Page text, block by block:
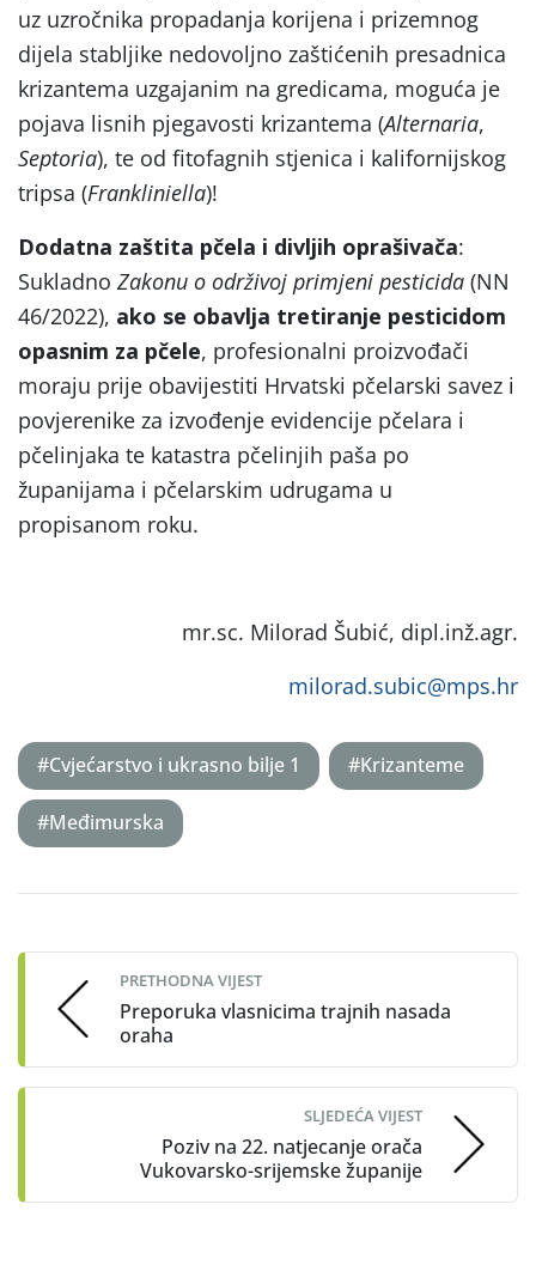
uz uzročnika propadanja korijena i prizemnog
dijela stabljike nedovoljno zaštićenih presadnica
krizantema uzgajanim na gredicama, moguća je
pojava lisnih pjegavosti krizantema (Alternaria,
Septoria), te od fitofagnih stjenica i kalifornijskog
tripsa (Frankliniella)!
Dodatna zaštita pčela i divljih oprašivača:
Sukladno Zakonu o održivoj primjeni pesticida (NN
46/2022), ako se obavlja tretiranje pesticidom
opasnim za pčele, profesionalni proizvođači
moraju prije obavijestiti Hrvatski pčelarski savez i
povjerenike za izvođenje evidencije pčelara i
pčelinjaka te katastra pčelinjih paša po
županijama i pčelarskim udrugama u
propisanom roku.
mr.sc. Milorad Šubić, dipl.inž.agr.
milorad.subic@mps.hr
#Cvjećarstvo i ukrasno bilje 1 #Krizanteme
#Međimurska
navigation
PRETHODNA VIJEST
Preporuka vlasnicima trajnih nasada
oraha
SLJEDEĆA VIJEST
Poziv na 22. natjecanje orača
Vukovarsko-srijemske županije